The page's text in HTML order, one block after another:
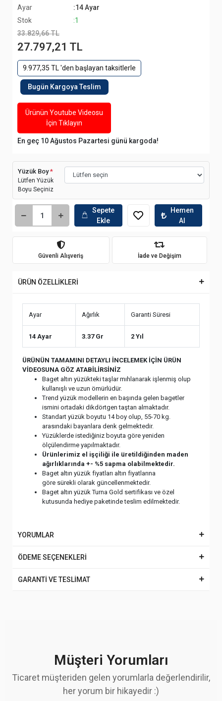
Ayar
:14 Ayar
Stok
:1
33.829,66 TL
27.797,21 TL
9.977,35 TL 'den başlayan taksitlerle
Bugün Kargoya Teslim
Ürünün Youtube Videosu
İçin Tıklayın
En geç 10 Ağustos Pazartesi günü kargoda!
Yüzük Boy*
Lütfen Yüzük
Boyu Seçiniz
Sepete
Ekle
Hemen
Al
Güvenli Alışveriş İade ve Değişim
ÜRÜN ÖZELLİKLERİ
Ayar Ağırlık Garanti Süresi
14 Ayar 3.37 Gr 2 Yıl
ÜRÜNÜN TAMAMINI DETAYLI İNCELEMEK İÇİN ÜRÜN
VİDEOSUNA GÖZ ATABİLİRSİNİZ
Baget altın yüzükteki taşlar mıhlanarak işlenmiş olup
kullanışlı ve uzun ömürlüdür.
Trend yüzük modellerin en başında gelen bagetler
ismini ortadaki dikdörtgen taştan almaktadır.
Standart yüzük boyutu 14 boy olup, 55-70 kg.
arasındaki bayanlara denk gelmektedir.
Yüzüklerde istediğiniz boyuta göre yeniden
ölçülendirme yapılmaktadır.
Ürünlerimiz el işçiliği ile üretildiğinden maden
ağırlıklarında +- %5 sapma olabilmektedir.
Baget altın yüzük fiyatları altın fiyatlarına
göre sürekli olarak güncellenmektedir.
Baget altın yüzük Turna Gold sertifikası ve özel
kutusunda hediye paketinde teslim edilmektedir.
YORUMLAR
ÖDEME SEÇENEKLERİ
GARANTİ VE TESLİMAT
Müşteri Yorumları
Ticaret müşteriden gelen yorumlarla değerlendirilir,
her yorum bir hikayedir :)